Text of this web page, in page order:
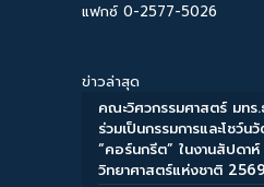
แฟกซ์ 0-2577-5026
ข่าวล่าสุด
คณะวิศวกรรมศาสตร์ มท
ร่วมเป็นกรรมการและโชว์น
“คอร์นกรีต” ในงานสัปดาห์
วิทยาศาสตร์แห่งชาติ 2569